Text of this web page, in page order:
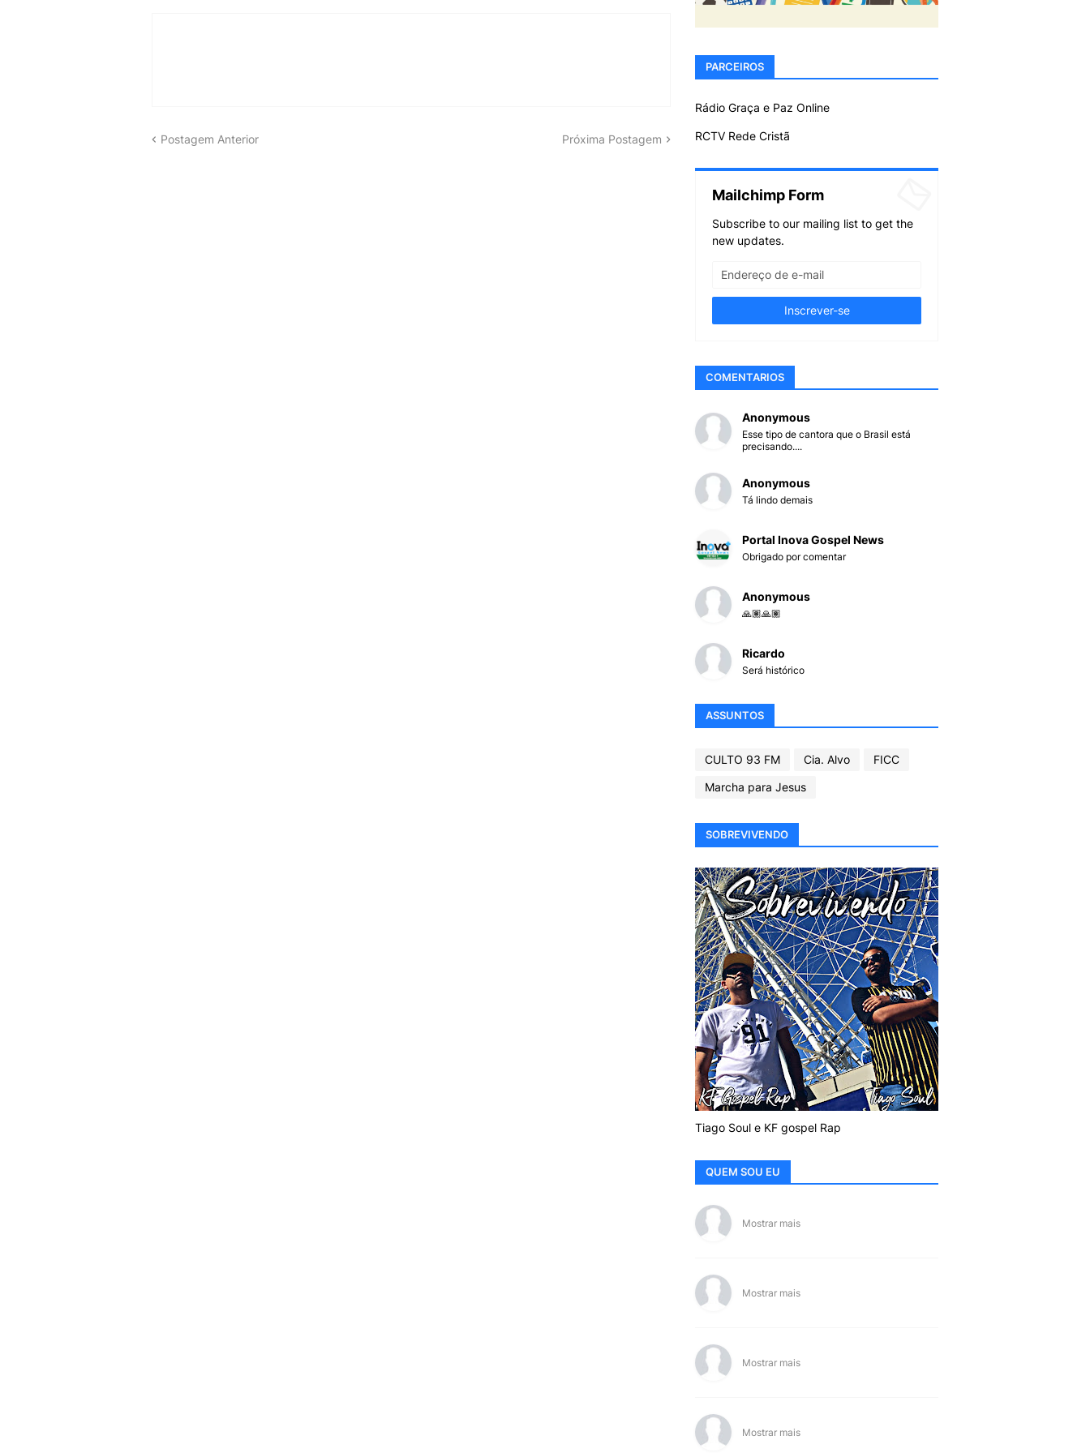
Postagem Anterior Próxima Postagem
PARCEIROS
Rádio Graça e Paz Online
RCTV Rede Cristã
Mailchimp Form
Subscribe to our mailing list to get the
new updates.
COMENTARIOS
Anonymous
Esse tipo de cantora que o Brasil está
precisando....
Anonymous
Tá lindo demais
Portal Inova Gospel News
Obrigado por comentar
Anonymous
🙏🏽🙏🏽
Ricardo
Será histórico
ASSUNTOS
CULTO 93 FM Cia. Alvo
FICC
Marcha para Jesus
SOBREVIVENDO
Tiago Soul e KF gospel Rap
QUEM SOU EU
Mostrar mais
Mostrar mais
Mostrar mais
Mostrar mais